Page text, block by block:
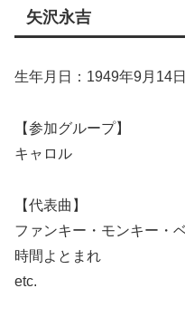
矢沢永吉
生年月日：1949年9月14日
【参加グループ】
キャロル
【代表曲】
ファンキー・モンキー・
時間よとまれ
etc.